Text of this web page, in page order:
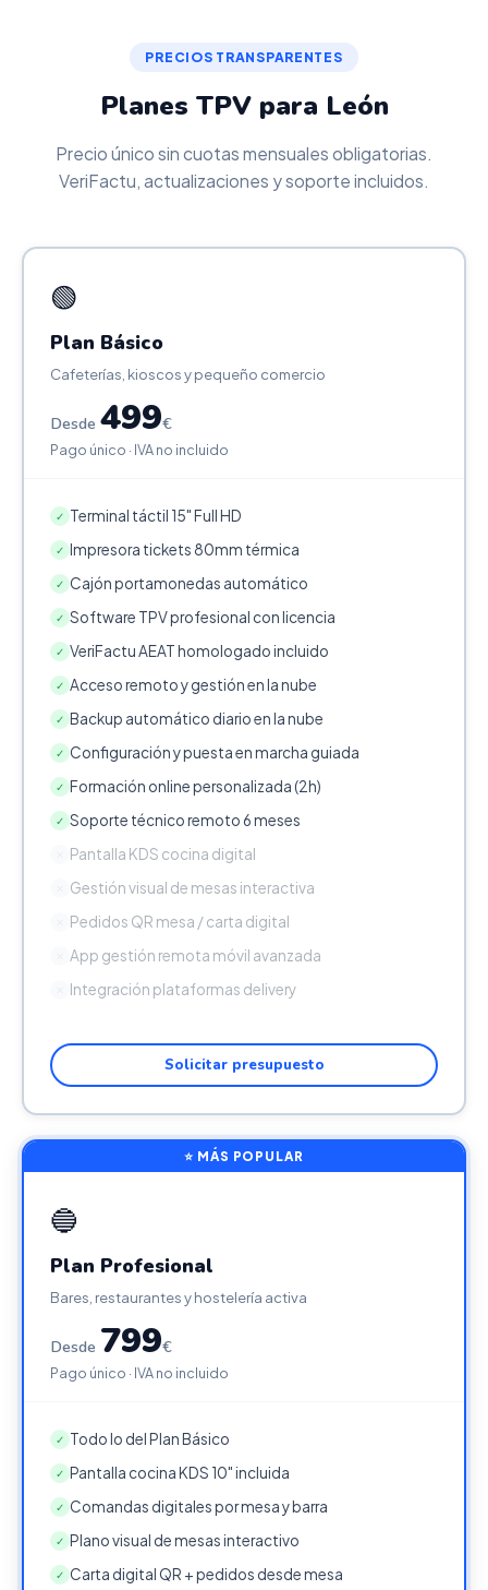
PRECIOS TRANSPARENTES
Planes TPV para León
Precio único sin cuotas mensuales obligatorias.
VeriFactu, actualizaciones y soporte incluidos.
🟢
Plan Básico
Cafeterías, kioscos y pequeño comercio
Desde 499€
Pago único · IVA no incluido
✓ Terminal táctil 15" Full HD
✓ Impresora tickets 80mm térmica
✓ Cajón portamonedas automático
✓ Software TPV profesional con licencia
✓ VeriFactu AEAT homologado incluido
✓ Acceso remoto y gestión en la nube
✓ Backup automático diario en la nube
✓ Configuración y puesta en marcha guiada
✓ Formación online personalizada (2h)
✓ Soporte técnico remoto 6 meses
Pantalla KDS cocina digital
Gestión visual de mesas interactiva
Pedidos QR mesa / carta digital
App gestión remota móvil avanzada
Integración plataformas delivery
Solicitar presupuesto
⭐ MÁS POPULAR
🔵
Plan Profesional
Bares, restaurantes y hostelería activa
Desde 799€
Pago único · IVA no incluido
✓ Todo lo del Plan Básico
✓ Pantalla cocina KDS 10" incluida
✓ Comandas digitales por mesa y barra
✓ Plano visual de mesas interactivo
✓ Carta digital QR + pedidos desde mesa